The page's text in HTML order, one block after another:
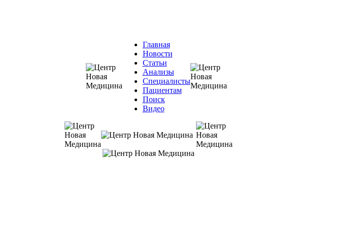
Главная
Новости
Статьи
Анализы
Специалисты
Пациентам
Поиск
Видео